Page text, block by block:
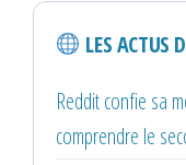
LES ACTUS
Reddit confie sa
comprendre le